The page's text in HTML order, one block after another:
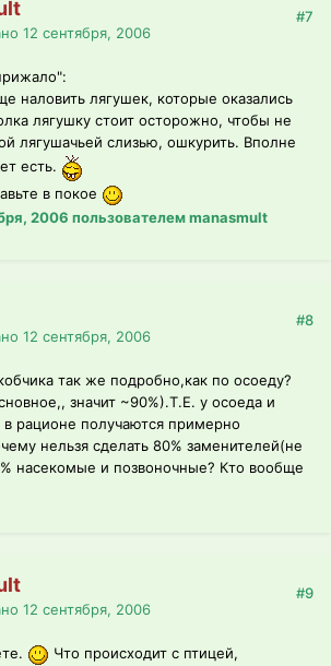
12 сентября, 2006
#7
наловить лягушек, которые оказались
лягушку стоит осторожно, чтобы не
лягушачьей слизью, ошкурить. Вполне
есть.
в покое
2006 пользователем manasmult
12 сентября, 2006
#8
так же подробно,как по осоеду?
значит ~90%).Т.Е. у осоеда и
рационе получаются примерно
нельзя сделать 80% заменителей(не
насекомые и позвоночные? Кто вообще
12 сентября, 2006
#9
Что происходит с птицей,